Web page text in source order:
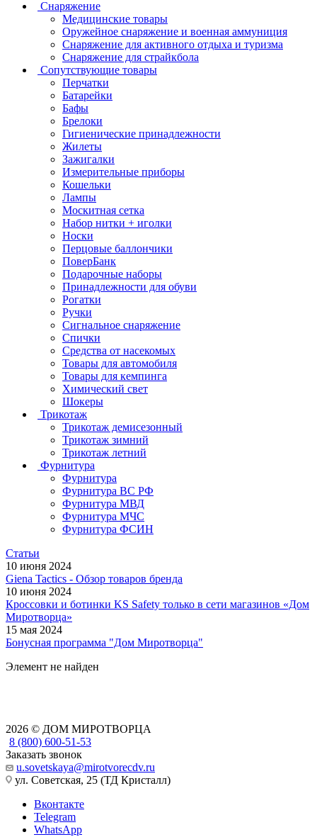
Снаряжение
Медицинские товары
Оружейное снаряжение и военная аммуниция
Снаряжение для активного отдыха и туризма
Снаряжение для страйкбола
Сопутствующие товары
Перчатки
Батарейки
Бафы
Брелоки
Гигиенические принадлежности
Жилеты
Зажигалки
Измерительные приборы
Кошельки
Лампы
Москитная сетка
Набор нитки + иголки
Носки
Перцовые баллончики
ПоверБанк
Подарочные наборы
Принадлежности для обуви
Рогатки
Ручки
Сигнальное снаряжение
Спички
Средства от насекомых
Товары для автомобиля
Товары для кемпинга
Химический свет
Шокеры
Трикотаж
Трикотаж демисезонный
Трикотаж зимний
Трикотаж летний
Фурнитура
Фурнитура
Фурнитура ВС РФ
Фурнитура МВД
Фурнитура МЧС
Фурнитура ФСИН
Статьи
10 июня 2024
Giena Tactics - Обзор товаров бренда
10 июня 2024
Кроссовки и ботинки KS Safety только в сети магазинов «Дом
Миротворца»
15 мая 2024
Бонусная программа "Дом Миротворца"
Элемент не найден
2026 © ДОМ МИРОТВОРЦА
8 (800) 600-51-53
Заказать звонок
u.sovetskaya@mirotvorecdv.ru
ул. Советская, 25 (ТД Кристалл)
Вконтакте
Telegram
WhatsApp